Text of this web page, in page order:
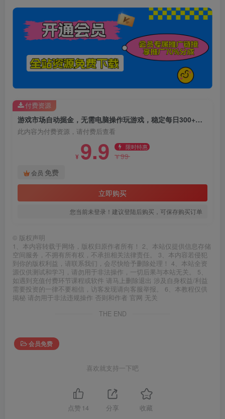
游戏市场自动掘金，无需电脑操作玩游戏，稳定每日300+，支持任何形式验证
此内容为付费资源，请付费后查看
¥ 9.9 限时特惠
¥99
会员 免费
立即购买
您当前未登录！建议登陆后购买，可保存购买订单
付费资源
© 版权声明
1、本内容转载于网络，版权归原作者所有！ 2、本站仅提供信息存储
空间服务，不拥有所有权，不承担相关法律责任。 3、本内容若侵犯
到你的版权利益，请联系我们，会尽快给予删除处理！ 4、本站全资
源仅供测试和学习，请勿用于非法操作，一切后果与本站无关。 5、
如遇到充值付费环节课程或软件 请马上删除退出 涉及自身权益/利益
需要投资的一律不要相信，访客发现请向客服举报。 6、本教程仅供
揭秘 请勿用于非法违规操作 否则和作者 官网 无关
THE END
会员免费
喜欢就支持一下吧
点赞 14 分享 收藏